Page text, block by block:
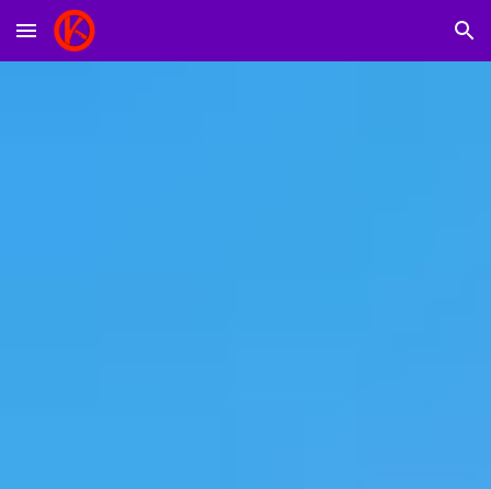
Skip to main content Skip to navigation